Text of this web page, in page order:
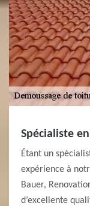
Spécialiste
Étant un
expérience à
Bauer,
d’excellente